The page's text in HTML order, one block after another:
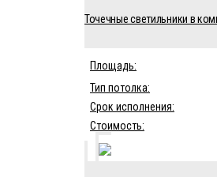
Точечные светильники в
Площадь:
Тип потолка:
Срок исполнения:
Стоимость: